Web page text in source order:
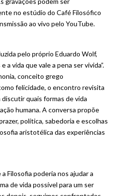
no estúdio do Café Filosófico
ao vivo pelo YouTube.
pelo próprio Eduardo Wolf,
a vida que vale a pena ser vivida”.
conceito grego
felicidade, o encontro revisita
quais formas de vida
humana. A conversa propõe
política, sabedoria e escolhas
aristotélica das experiências
Filosofia poderia nos ajudar a
de vida possível para um ser